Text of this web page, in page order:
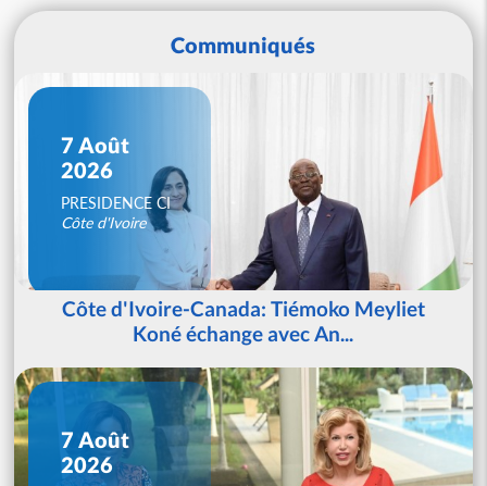
Communiqués
7 Août
2026
PRESIDENCE CI
Côte d'Ivoire
Côte d'Ivoire-Canada: Tiémoko Meyliet
Koné échange avec An...
7 Août
2026